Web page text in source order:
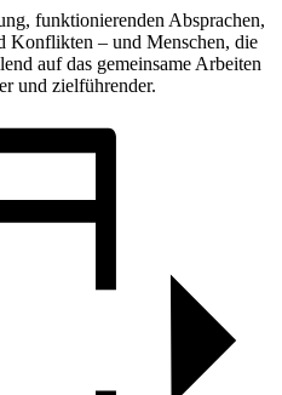
funktionierenden Absprachen,
Konflikten – und Menschen, die
auf das gemeinsame Arbeiten
und zielführender.